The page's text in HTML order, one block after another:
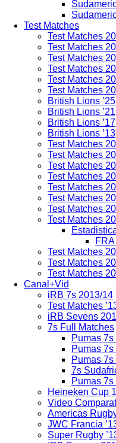
Test Matches
Test Matches
Test Matches
Test Matches
Test Matches
Test Matches
Test Matches
British Lions ’25
British Lions ’21
British Lions ’17
British Lions ’13
Test Matches
Test Matches
Test Matches
Test Matches
Test Matches
Test Matches
Test Matches
Test Matches
Test Matches
Test Matches
Test Matches
Canal+Vid
iRB 7s 2013/14
Test Matches
iRB Sevens
7s Full Matches
Pumas 7s
Pumas 7s
Pumas 7s
7s
Pumas 7s
Heineken Cup
Video
Americas
JWC Francia
Super Rugby